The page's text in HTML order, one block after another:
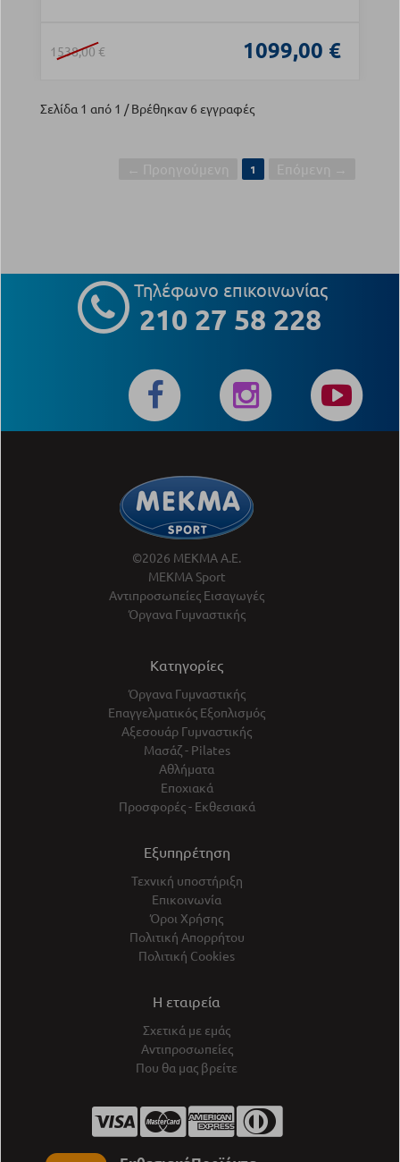
1538,00 € 1099,00 €
Σελίδα 1 από 1 / Βρέθηκαν 6 εγγραφές
1
Τηλέφωνο επικοινωνίας
210 27 58 228
©2026 ΜΕΚΜΑ Α.Ε.
ΜΕΚΜΑ Sport
Αντιπροσωπείες Εισαγωγές
Όργανα Γυμναστικής
Κατηγορίες
Όργανα Γυμναστικής
Επαγγελματικός Εξοπλισμός
Αξεσουάρ Γυμναστικής
Μασάζ - Pilates
Αθλήματα
Εποχιακά
Προσφορές - Εκθεσιακά
Εξυπηρέτηση
Τεχνική υποστήριξη
Επικοινωνία
Όροι Χρήσης
Πολιτική Απορρήτου
Πολιτική Cookies
Η εταιρεία
Σχετικά με εμάς
Αντιπροσωπείες
Που θα μας βρείτε